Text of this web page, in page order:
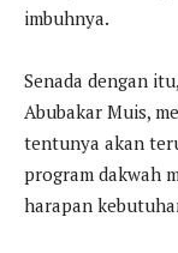
imbuhnya.
Senada dengan
Abubakar Muis,
tentunya akan
program dakwah
harapan